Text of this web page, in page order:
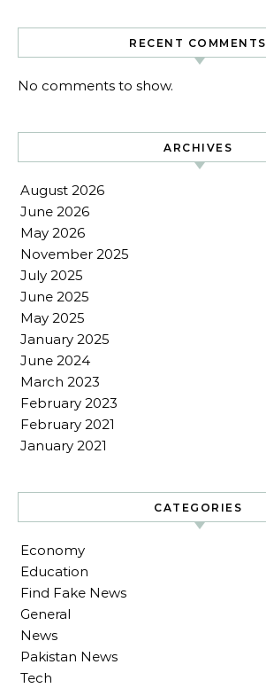
RECENT COMMENTS
No comments to show.
ARCHIVES
August 2026
June 2026
May 2026
November 2025
July 2025
June 2025
May 2025
January 2025
June 2024
March 2023
February 2023
February 2021
January 2021
CATEGORIES
Economy
Education
Find Fake News
General
News
Pakistan News
Tech